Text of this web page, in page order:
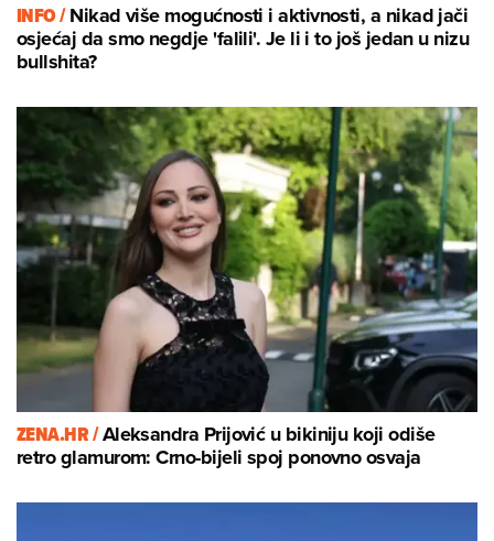
INFO /Nikad više mogućnosti i aktivnosti, a nikad jači
osjećaj da smo negdje 'falili'. Je li i to još jedan u nizu
bullshita?
ZENA.HR /Aleksandra Prijović u bikiniju koji odiše
retro glamurom: Crno-bijeli spoj ponovno osvaja